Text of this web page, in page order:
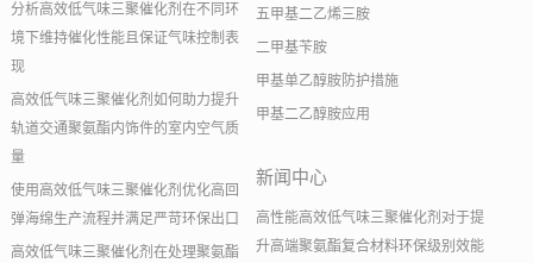
分析高效低气味三聚催化剂在不同环
境下维持催化性能且保证气味控制表
现
高效低气味三聚催化剂如何助力提升
轨道交通聚氨酯内饰件的室内空气质
量
使用高效低气味三聚催化剂优化高回
弹海绵生产流程并满足严苛环保出口
高效低气味三聚催化剂在处理聚氨酯
五甲基二乙烯三胺
二甲基苄胺
甲基单乙醇胺防护措施
甲基二乙醇胺应用
新闻中心
高性能高效低气味三聚催化剂对于提
升高端聚氨酯复合材料环保级别效能